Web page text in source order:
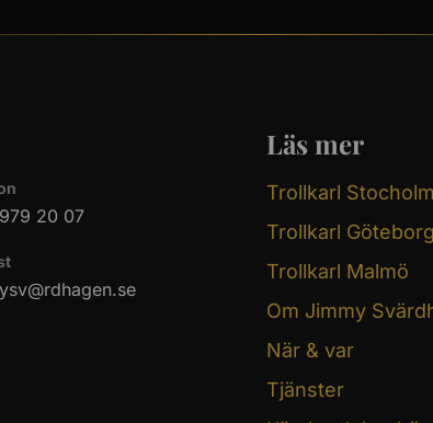
20 07
Läs mer
Trollkarl Stocholm
Trollkarl Göteborg
Trollkarl Malmö
Om Jimmy
När & var
Tjänster